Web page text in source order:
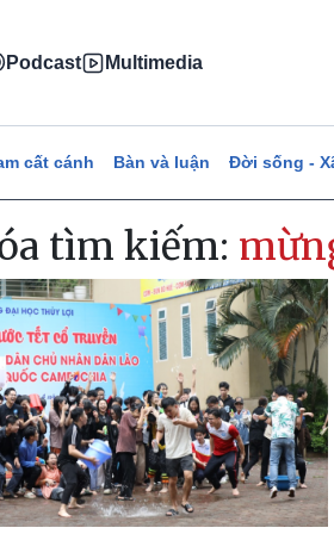
Podcast Multimedia
cất cánh Bàn và luận Đời sống -
tìm kiếm: